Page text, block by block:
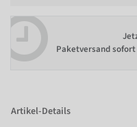
Paketversand
Artikel-Details